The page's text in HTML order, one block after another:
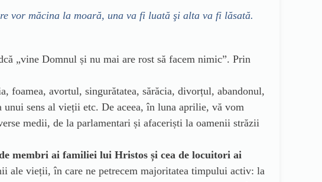
vor măcina la moară, una va fi luată şi alta va fi lăsată.
„vine Domnul și nu mai are rost să facem nimic”. Prin
foamea, avortul, singurătatea, sărăcia, divorțul, abandonul,
sens al vieții etc. De aceea, în luna aprilie, vă vom
medii, de la parlamentari și afaceriști la oamenii străzii
membri ai familiei lui Hristos și cea de locuitori ai
ale vieții, în care ne petrecem majoritatea timpului activ: la